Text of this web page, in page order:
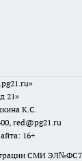
21»
К.С.
red@pg21.ru
16+
СМИ